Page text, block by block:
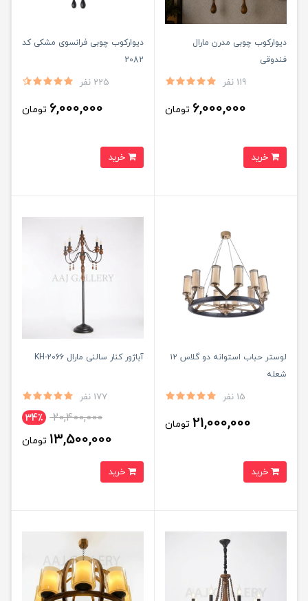
دیوارکوب چوبی مدرن مارال
فندوقی
119 نفر
6,000,000 تومان
دیوارکوب چوبی فرانسوی مشکی کد
2082
225 نفر
6,000,000 تومان
لوستر حباب استوانه‌ دو گلاس ۱۲
شعله
15 نفر
21,000,000 تومان
آباژور کنار سالنی مارال 2066-KH
177 نفر
20,400,000 34٪
13,500,000 تومان